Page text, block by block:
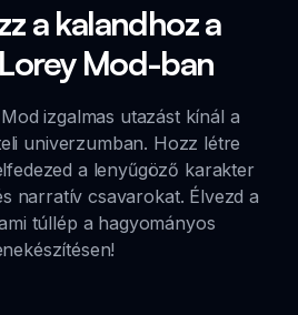
a kalandhoz a
Mod-ban
izgalmas utazást kínál a
univerzumban. Hozz létre
a lenyűgöző karakter
narratív csavarokat. Élvezd a
túllép a hagyományos